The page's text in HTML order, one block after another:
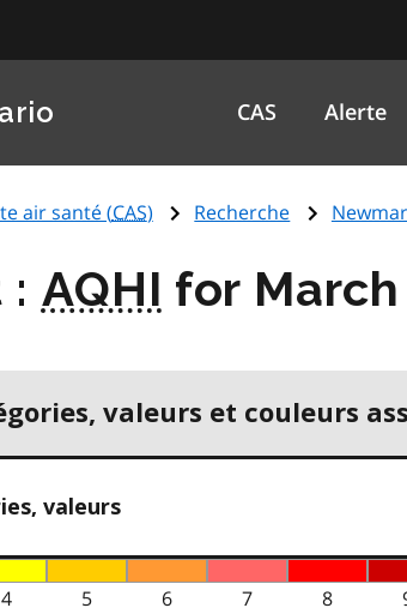
CAS Alerte
air santé (CAS) Recherche
AQHI for
valeurs et couleurs
valeurs
4 5 6 7 8